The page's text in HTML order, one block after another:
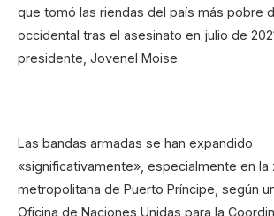
que tomó las riendas del país más pobre
occidental tras el asesinato en julio de
presidente, Jovenel Moise.
Las bandas armadas se han expandido
«significativamente», especialmente en la
metropolitana de Puerto Príncipe, según
Oficina de Naciones Unidas para la